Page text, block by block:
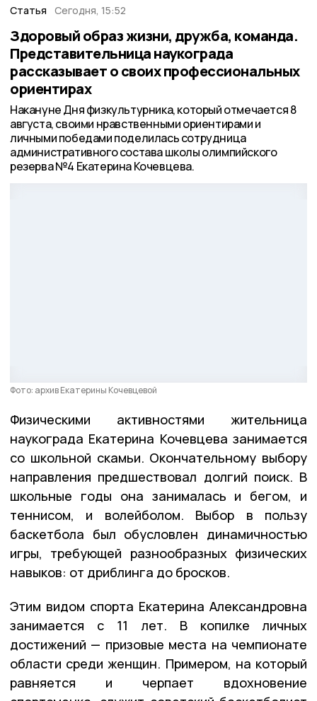
Статья Сегодня, 15:52
Здоровый образ жизни, дружба, команда.
Представительница наукограда
рассказывает о своих профессиональных
ориентирах
Накануне Дня физкультурника, который отмечается 8
августа, своими нравственными ориентирами и
личными победами поделилась сотрудница
административного состава школы олимпийского
резерва №4 Екатерина Кочевцева.
Фото: архив Екатерины Кочевцевой
Физическими активностями жительница
наукограда Екатерина Кочевцева занимается
со школьной скамьи. Окончательному выбору
направления предшествовал долгий поиск. В
школьные годы она занималась и бегом, и
теннисом, и волейболом. Выбор в пользу
баскетбола был обусловлен динамичностью
игры, требующей разнообразных физических
навыков: от дриблинга до бросков.
Этим видом спорта Екатерина Александровна
занимается с 11 лет. В копилке личных
достижений — призовые места на чемпионате
области среди женщин. Примером, на который
равняется и черпает вдохновение